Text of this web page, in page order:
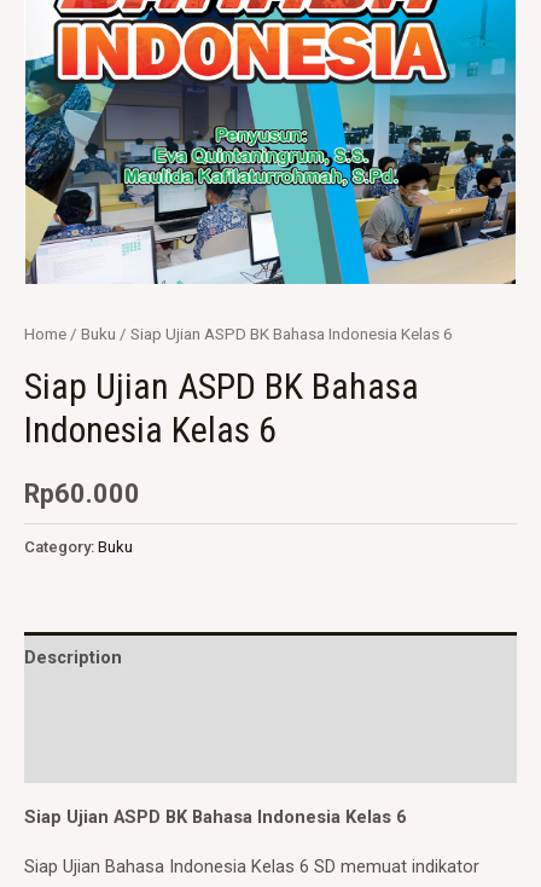
Home / Buku / Siap Ujian ASPD BK Bahasa Indonesia Kelas 6
Siap Ujian ASPD BK Bahasa
Indonesia Kelas 6
Rp60.000
Category: Buku
Description
Siap Ujian ASPD BK Bahasa Indonesia Kelas 6
Siap Ujian Bahasa Indonesia Kelas 6 SD memuat indikator